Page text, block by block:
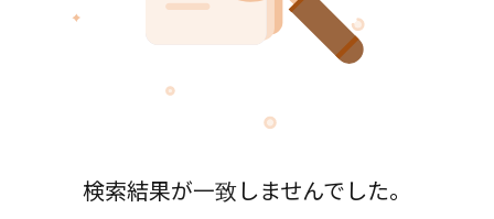
検索結果が一致しませんでした。